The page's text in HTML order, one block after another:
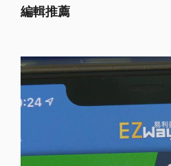
編輯推薦